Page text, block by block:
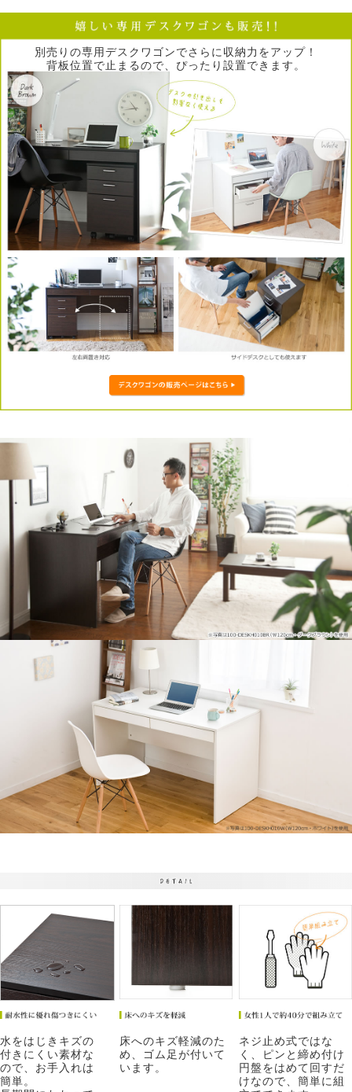
別売りの専用デスクワゴンでさらに収納力をアップ！
背板位置で止まるので、ぴったり設置できます。
水をはじきキズの
付きにくい素材な
ので、お手入れは
簡単。
床へのキズ軽減のた
め、ゴム足が付いて
います。
ネジ止め式ではな
く、ピンと締め付け
円盤をはめて回すだ
けなので、簡単に組